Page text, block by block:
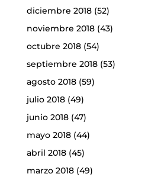
diciembre 2018(52)
noviembre 2018(43)
octubre 2018(54)
septiembre 2018(53)
agosto 2018(59)
julio 2018(49)
junio 2018(47)
mayo 2018(44)
abril 2018(45)
marzo 2018(49)